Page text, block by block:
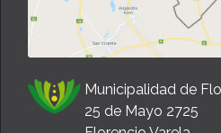
Municipalidad de
25 de Mayo 2725